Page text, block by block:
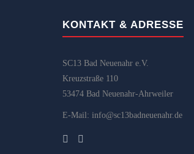
KONTAKT & ADRESSE
SC13 Bad Neuenahr e.V.
Kreuzstraße 110
53474 Bad Neuenahr-Ahrweiler
E-Mail: info@sc13badneuenahr.de